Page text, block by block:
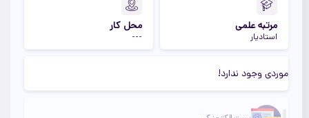
مرتبه علمی
استادیار
محل کار
---
موردی وجود ندارد!